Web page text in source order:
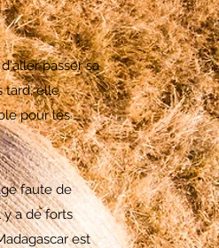
passer sa
tard, elle
pour les
faute de
y a de forts
est